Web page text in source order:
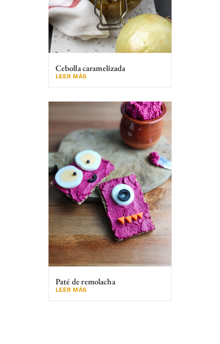
Cebolla caramelizada
LEER MÁS
Paté de remolacha
LEER MÁS